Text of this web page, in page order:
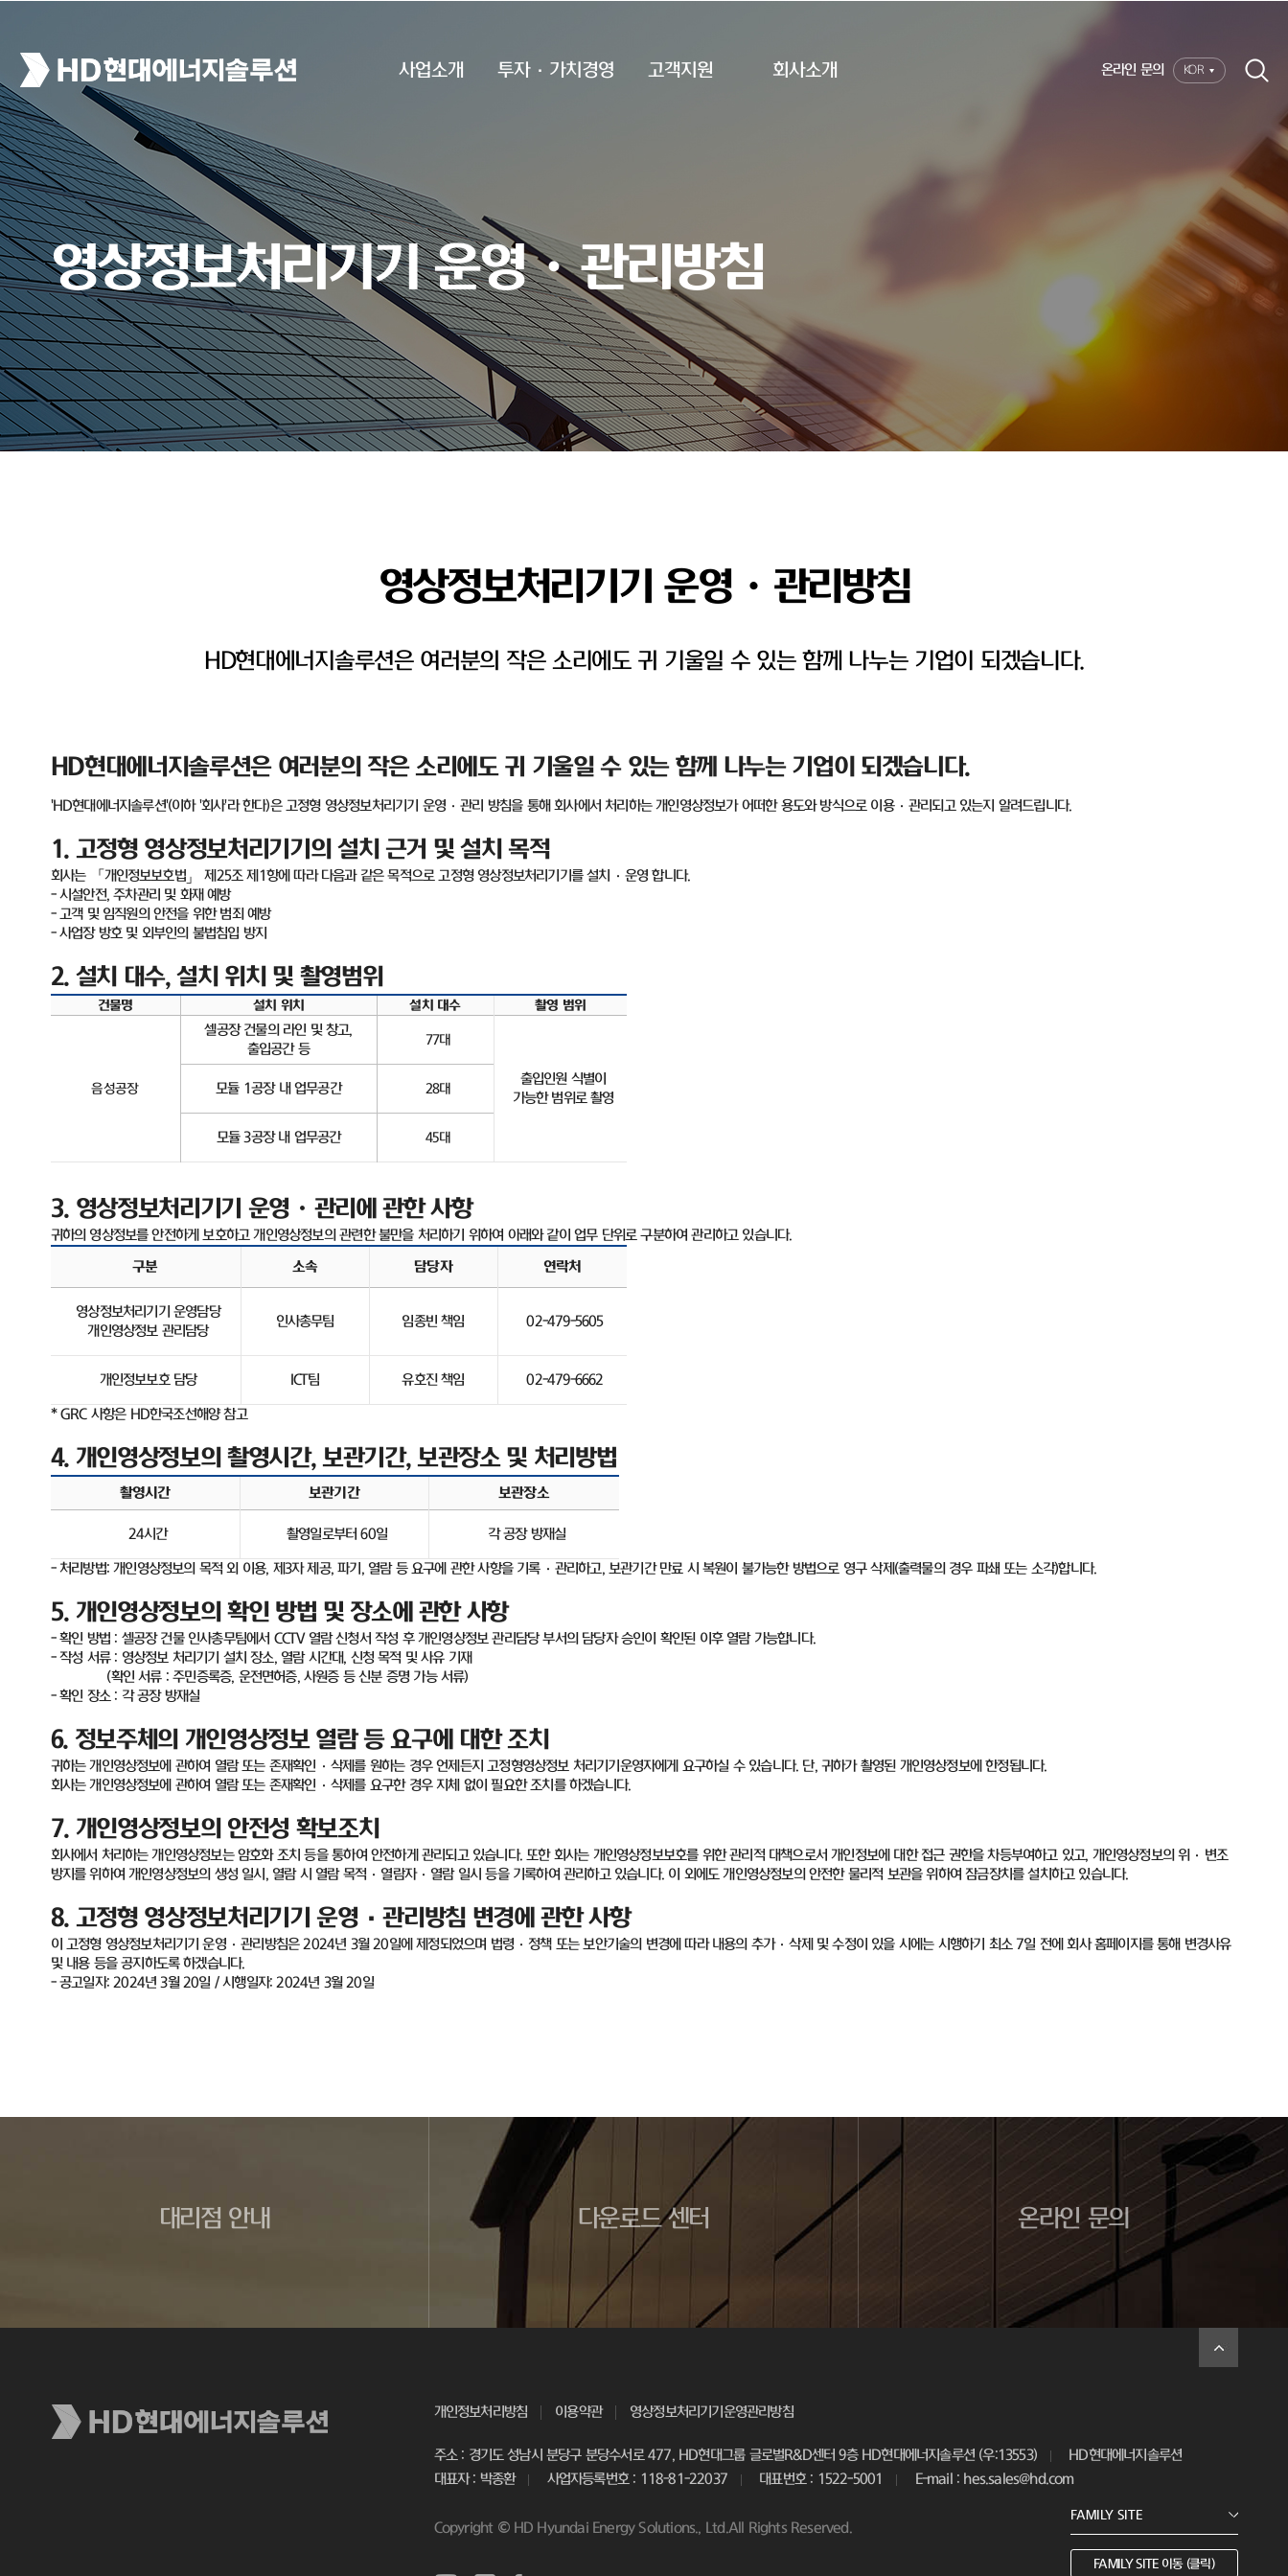
사업소개 투자·가치경영 고객지원 회사소개 온라인 문의 KOR
영상정보처리기기 운영ㆍ관리방침
영상정보처리기기 운영ㆍ관리방침
HD현대에너지솔루션은 여러분의 작은 소리에도 귀 기울일 수 있는 함께 나누는 기업이 되겠습니다.
HD현대에너지솔루션은 여러분의 작은 소리에도 귀 기울일 수 있는 함께 나누는 기업이 되겠습니다.
'HD현대에너지솔루션'(이하'회사'라 한다)은 고정형 영상정보처리기기 운영·관리 방침을 통해 회사에서 처리하는 개인영상정보가 어떠한 용도와 방식으로 이용· 관리되고 있는지 알려드립니다.
1. 고정형 영상정보처리기기의 설치 근거 및 설치 목적
회사는 「개인정보보호법」 제 25조 제 1항에 따라 다음과 같은 목적으로 고정형 영상정보처리기기를 설치 · 운영 합니다.
-시설안전,주차관리 및 화재 예방
-고객 및 임직원의 안전을 위한 범죄 예방
-사업장 방호 및 외부인의 불법침입 방지
2. 설치 대수,설치 위치 및 촬영범위
건물명 설치 위치 설치 대수 촬영 범위
음성공장
셀공장 건물의 라인 및 창고,
출입공간 등
77대
출입인원 식별이
가능한 범위로 촬영
모듈 1공장 내 업무공간 28대
모듈3공장 내 업무공간 45대
3. 영상정보처리기기 운영ㆍ관리에 관한 사항
귀하의 영상정보를 안전하게 보호하고 개인영상정보의 관련한 불만을 처리하기 위하여 아래와 같이 업무 단위로 구분하여 관리하고 있습니다.
구분 소속 담당자 연락처
영상정보처리기기 운영담당
개인영상정보 관리담당
인사총무팀 임종빈 책임 02-479-5605
개인정보보호 담당 ICT팀 유호진 책임 02-479-6662
* GRC 사항은HD한국조선해양 참고
4. 개인영상정보의 촬영시간, 보관기간, 보관장소 및 처리방법
촬영시간 보관기간 보관장소
24시간 촬영일로부터60일 각 공장 방재실
-처리방법:개인영상정보의 목적 외 이용, 제 3자 제공,파기 , 열람 등 요구에 관한 사항을 기록· 관리하고, 보관기간 만료 시 복원이 불가능한 방법으로 영구 삭제 (출력물의 경우 파쇄 또는 소각)합니다.
5. 개인영상정보의 확인 방법 및 장소에 관한 사항
-확인 방법 : 셀공장 건물 인사총무팀에서 CCTV 열람 신청서 작성 후 개인영상정보 관리담당 부서의 담당자 승인이 확인된 이후 열람 가능합니다.
-작성 서류: 영상정보 처리기기 설치 장소, 열람 시간대, 신청 목적 및 사유 기재
(확인 서류 :주민증록증, 운전면허증, 사원증 등 신분 증명 가능 서류)
-확인 장소 : 각 공장 방재실
6. 정보주체의 개인영상정보 열람 등 요구에 대한 조치
귀하는 개인영상정보에 관하여 열람 또는 존재확인 · 삭제를 원하는 경우 언제든지 고정형영상정보 처리기기운영자에게 요구하실 수 있습니다. 단, 귀하가 촬영된 개인영상정보에 한정됩니다.
회사는 개인영상정보에 관하여 열람 또는 존재확인 · 삭제를 요구한 경우 지체 없이 필요한 조치를 하겠습니다.
7. 개인영상정보의 안전성 확보조치
회사에서 처리하는 개인영상정보는 암호화 조치 등을 통하여 안전하게 관리되고 있습니다.또한 회사는 개인영상정보보호를 위한 관리적 대책으로서 개인정보에 대한 접근 권한을 차등부여하고 있고, 개인영상정보의 위 · 변조
방지를 위하여 개인영상정보의 생성 일시 , 열람 시 열람 목적·열람자·열람 일시 등을 기록하여 관리하고 있습니다. 이 외에도 개인영상정보의 안전한 물리적 보관을 위하여 잠금장치를 설치하고 있습니다.
8. 고정형 영상정보처리기기 운영·관리방침 변경에 관한 사항
이 고정형 영상정보처리기기 운영·관리방침은2024년 3월20일에 제정되었으며 법령·정책 또는 보안기술의 변경에 따라 내용의 추가·삭제 및 수정이 있을 시에는 시행하기 최소7일 전에 회사 홈페이지를 통해 변경사유
및 내용 등을 공지하도록 하겠습니다.
-공고일자: 2024년3월 20일 /시행일자: 2024년 3월20일
대리점 안내 다운로드 센터 온라인 문의
개인정보처리방침 이용약관 영상정보처리기기운영관리방침
주소 : 경기도 성남시 분당구 분당수서로 477, HD현대그룹 글로벌R&D센터 9층 HD현대에너지솔루션 (우:13553)
HD현대에너지솔루션
대표자 : 박종환
사업자등록번호 : 118-81-22037 대표번호 : 1522-5001 E-mail : hes.sales@hd.com
Copyright © HD Hyundai Energy Solutions., Ltd.All Rights Reserved.
FAMILY SITE 이동 (클릭)